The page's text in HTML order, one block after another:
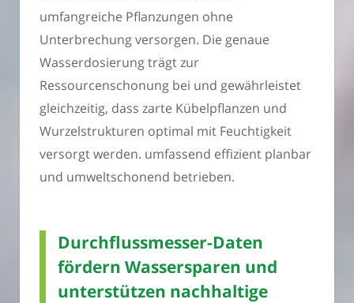
umfangreiche Pflanzungen ohne
Unterbrechung versorgen. Die genaue
Wasserdosierung trägt zur
Ressourcenschonung bei und gewährleistet
gleichzeitig, dass zarte Kübelpflanzen und
Wurzelstrukturen optimal mit Feuchtigkeit
versorgt werden. umfassend effizient planbar
und umweltschonend betrieben.
Durchflussmesser-Daten
fördern Wassersparen und
unterstützen nachhaltige